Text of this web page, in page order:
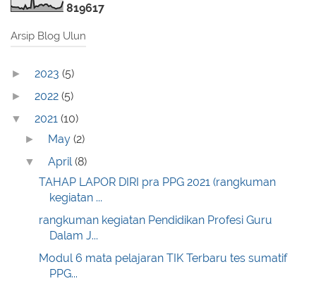
819617
Arsip Blog Ulun
► 2023 (5)
► 2022 (5)
▼ 2021 (10)
► May(2)
▼ April(8)
TAHAP LAPOR DIRI pra PPG 2021 (rangkuman
kegiatan ...
rangkuman kegiatan Pendidikan Profesi Guru
Dalam J...
Modul 6 mata pelajaran TIK Terbaru tes sumatif
PPG...